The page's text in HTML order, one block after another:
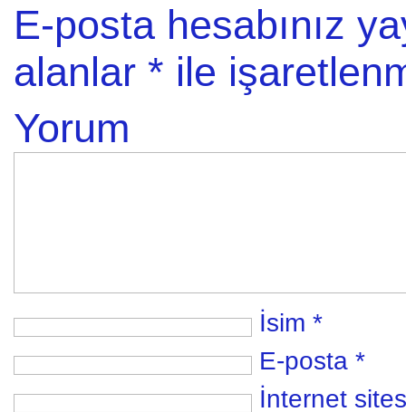
E-posta hesabınız
alanlar * ile
Yorum
İsim *
E-posta *
İnternet